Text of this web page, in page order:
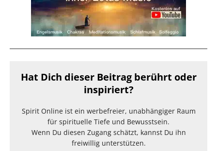
Hat Dich dieser Beitrag berührt oder
inspiriert?
Spirit Online ist ein werbefreier, unabhängiger Raum
für spirituelle Tiefe und Bewusstsein.
Wenn Du diesen Zugang schätzt, kannst Du ihn
freiwillig unterstützen.